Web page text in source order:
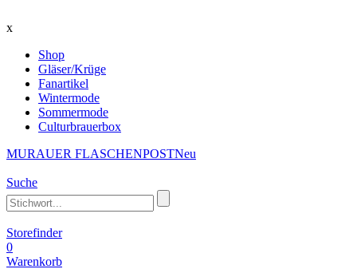
x
Shop
Gläser/Krüge
Fanartikel
Wintermode
Sommermode
Culturbrauerbox
MURAUER FLASCHENPOSTNeu
Suche
Storefinder
0
Warenkorb